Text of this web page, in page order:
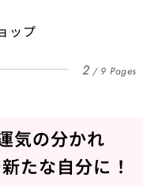
ップ
2 9 Pages
気の分かれ
たな自分に！